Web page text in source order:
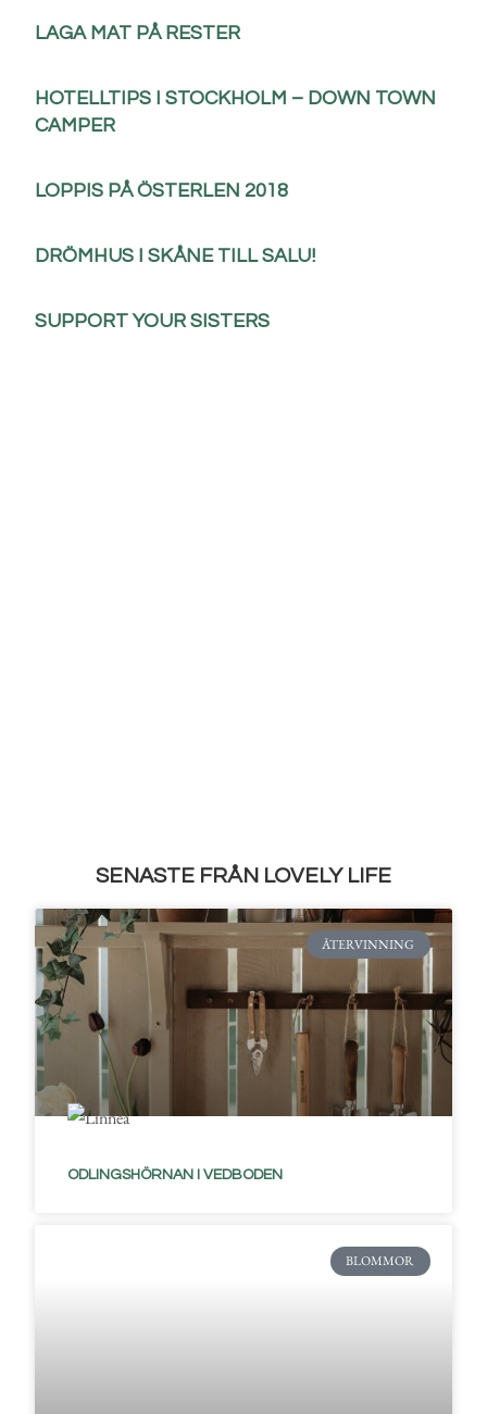
LAGA MAT PÅ RESTER
HOTELLTIPS I STOCKHOLM – DOWN TOWN
CAMPER
LOPPIS PÅ ÖSTERLEN 2018
DRÖMHUS I SKÅNE TILL SALU!
SUPPORT YOUR SISTERS
SENASTE FRÅN LOVELY LIFE
ÅTERVINNING
ODLINGSHÖRNAN I VEDBODEN
BLOMMOR